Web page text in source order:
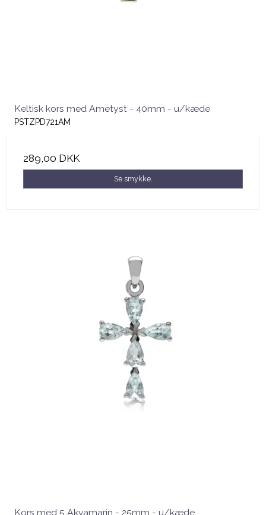
Keltisk kors med Ametyst - 40mm - u/kæde
PSTZPD721AM
289,00 DKK
Se smykke.
Kors med 5 Akvamarin - 25mm - u/kæde